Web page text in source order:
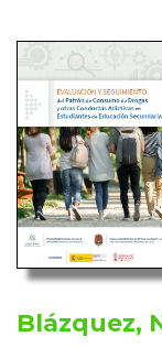
Blázquez,